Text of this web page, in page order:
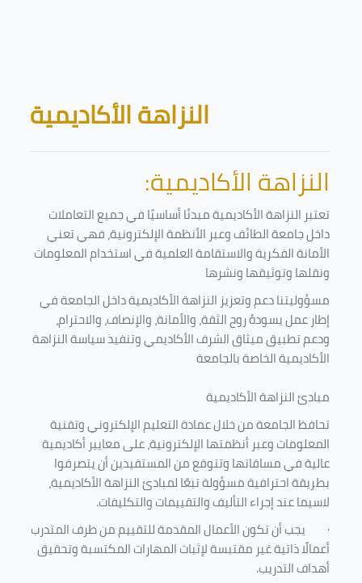
Blocks
النزاهة الأكاديمية
النزاهة الأكاديمية:
تعتبر النزاهة الأكاديمية مبدئا أساسيًا في جميع التعاملات
داخل جامعة الطائف وعبر الأنظمة الإلكترونية، فهي تعني
الأمانة الفكرية والاستقامة العلمية في استخدام المعلومات
ونقلها وتوثيقها ونشرها
مسؤوليتنا دعم وتعزيز النزاهة الأكاديمية داخل الجامعة في
إطار عمل يسودهُ روح الثقة، والأمانة، والإنصاف، والاحترام،
ودعم تطبيق ميثاق الشرف الأكاديمي وتنفيذ سياسة النزاهة
الأكاديمية الخاصة بالجامعة
مبادئ النزاهة الأكاديمية
تحافظ الجامعة من خلال عمادة التعليم الإلكتروني وتقنية
المعلومات وعبر أنظمتها الإلكترونية، على معايير أكاديمية
عالية في مساقاتها وتتوقع من المستفيدين أن يتصرفوا
بطريقة احترافية مسؤولة تبعًا لمبادئ النزاهة الأكاديمية،
لاسيما عند إجراء التأليف والتقييمات والتكليفات.
· يجب أن تكون الأعمال المقدمة للتقييم من طرف المتدرب
أعمالًا ذاتية غير مقتبسة لإثبات المهارات المكتسبة وتحقيق
أهداف التدريب.